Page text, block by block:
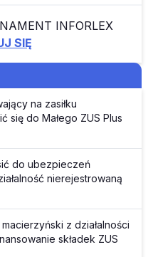
INFORLEX
SIĘ
na zasiłku
się do Małego ZUS Plus
do ubezpieczeń
nierejestrowaną
z działalności
składek ZUS